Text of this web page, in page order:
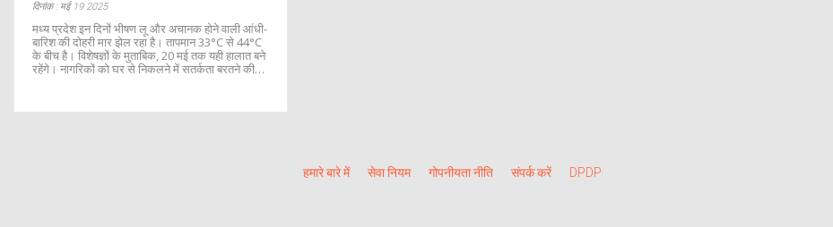
दिनांक : मई 19 2025
मध्य प्रदेश इन दिनों भीषण लू और अचानक होने वाली आंधी-
बारिश की दोहरी मार झेल रहा है। तापमान 33°C से 44°C
के बीच है। विशेषज्ञों के मुताबिक, 20 मई तक यही हालात बने
रहेंगे। नागरिकों को घर से निकलने में सतर्कता बरतने की
हमारे बारे में सेवा नियम गोपनीयता नीति संपर्क करें DPDP